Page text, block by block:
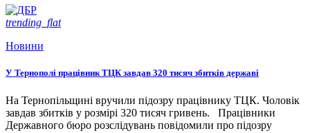
trending_flat
Новини
У Тернополі працівник ТЦК завдав 320 тисяч збитків державі
На Тернопільщині вручили підозру працівнику ТЦК. Чоловік
завдав збитків у розмірі 320 тисяч гривень. Працівники
Державного бюро розслідувань повідомили про підозру